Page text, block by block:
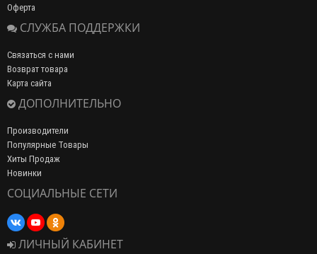
Оферта
СЛУЖБА ПОДДЕРЖКИ
Связаться с нами
Возврат товара
Карта сайта
ДОПОЛНИТЕЛЬНО
Производители
Популярные Товары
Хиты Продаж
Новинки
СОЦИАЛЬНЫЕ СЕТИ
ЛИЧНЫЙ КАБИНЕТ